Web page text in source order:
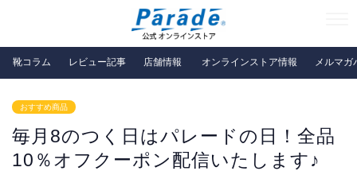
靴コラム レビュー記事 店舗情報 オンラインストア情報 メルマガ
おすすめ商品
毎月8のつく日はパレードの日！全品
10％オフクーポン配信いたします♪